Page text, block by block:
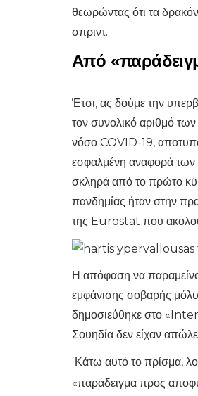
θεωρώντας ότι τα
σπριντ.
Από
Έτσι, ας δούμε την
τον συνολικό αριθμό
νόσο COVID-19,
εσφαλμένη αναφορά των
σκληρά από το πρώτο
πανδημίας ήταν στην
της Eurostat που
Η απόφαση να
εμφάνισης σοβαρής
δημοσιεύθηκε στο
Σουηδία δεν είχαν
Κάτω αυτό το πρίσμα,
«παράδειγμα προς